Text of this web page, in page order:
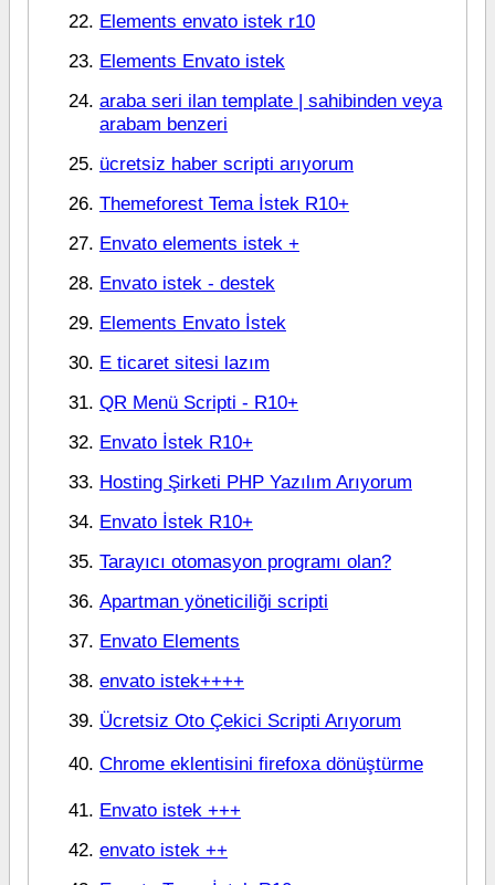
Elements envato istek r10
Elements Envato istek
araba seri ilan template | sahibinden veya
arabam benzeri
ücretsiz haber scripti arıyorum
Themeforest Tema İstek R10+
Envato elements istek +
Envato istek - destek
Elements Envato İstek
E ticaret sitesi lazım
QR Menü Scripti - R10+
Envato İstek R10+
Hosting Şirketi PHP Yazılım Arıyorum
Envato İstek R10+
Tarayıcı otomasyon programı olan?
Apartman yöneticiliği scripti
Envato Elements
envato istek++++
Ücretsiz Oto Çekici Scripti Arıyorum
Chrome eklentisini firefoxa dönüştürme
Envato istek +++
envato istek ++